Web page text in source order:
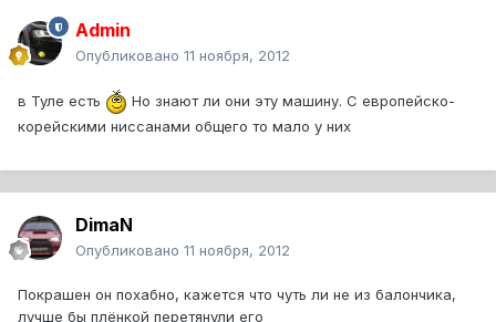
Admin
Опубликовано 11 ноября, 2012
в Туле есть
Но знают ли они эту машину. С европейско-
корейскими ниссанами общего то мало у них
DimaN
Опубликовано 11 ноября, 2012
Покрашен он похабно, кажется что чуть ли не из балончика,
лучше бы плёнкой перетянули его